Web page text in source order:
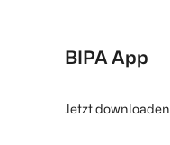
BIPA App
Jetzt downloaden